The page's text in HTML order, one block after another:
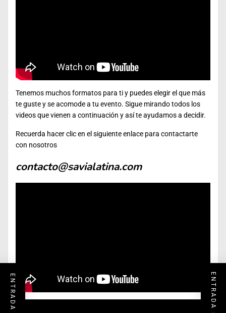
Tenemos muchos formatos para ti y puedes elegir el que más
te guste y se acomode a tu evento. Sigue mirando todos los
videos que vienen a continuación y así te ayudamos a decidir.
Recuerda hacer clic en el siguiente enlace para contactarte
con nosotros
contacto@savialatina.com